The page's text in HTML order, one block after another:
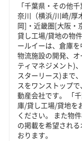
「千葉県・その他
奈川（横浜/川崎/厚
岡]・近畿圏[大阪・
貸し工場/貸地の物
ールイーは、倉庫を
物流施設の開発、
ティマネジメント)
スターリース)まで
スをワンストップ
動産会社です。 「
庫/貸し工場/貸地を
ください。 また物
の掲載を希望され
おります。